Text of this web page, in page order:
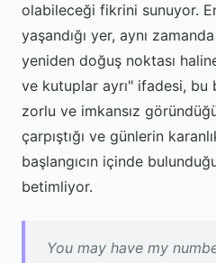
olabileceği fikrini sunuyor.
yaşandığı yer, aynı
yeniden doğuş noktası
ve kutuplar ayrı" ifadesi, bu
zorlu ve imkansız
çarpıştığı ve günlerin
başlangıcın içinde
betimliyor.
You may have my